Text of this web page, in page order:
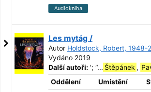
Audiokniha
Les mytág /
Autor Holdstock, Robert, 1948-
Vydáno 2019
Další autoři: '; “... Štěpánek ,
Oddělení
Umístění